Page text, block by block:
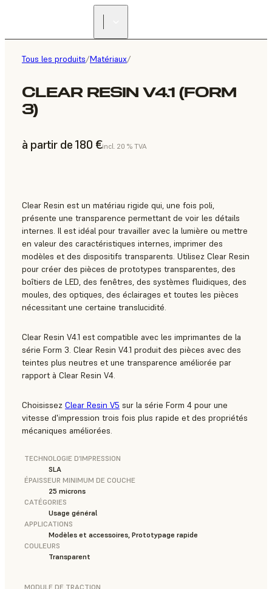
Tous les produits/Matériaux/
CLEAR RESIN V4.1 (FORM
3)
à partir de 180 €incl. 20 % TVA
Clear Resin est un matériau rigide qui, une fois poli,
présente une transparence permettant de voir les détails
internes. Il est idéal pour travailler avec la lumière ou mettre
en valeur des caractéristiques internes, imprimer des
modèles et des dispositifs transparents. Utilisez Clear Resin
pour créer des pièces de prototypes transparentes, des
boîtiers de LED, des fenêtres, des systèmes fluidiques, des
moules, des optiques, des éclairages et toutes les pièces
nécessitant une certaine translucidité.
Clear Resin V4.1 est compatible avec les imprimantes de la
série Form 3. Clear Resin V4.1 produit des pièces avec des
teintes plus neutres et une transparence améliorée par
rapport à Clear Resin V4.
Choisissez Clear Resin V5 sur la série Form 4 pour une
vitesse d'impression trois fois plus rapide et des propriétés
mécaniques améliorées.
TECHNOLOGIE D’IMPRESSION
SLA
ÉPAISSEUR MINIMUM DE COUCHE
25 microns
CATÉGORIES
Usage général
APPLICATIONS
Modèles et accessoires, Prototypage rapide
COULEURS
Transparent
MODULE DE TRACTION